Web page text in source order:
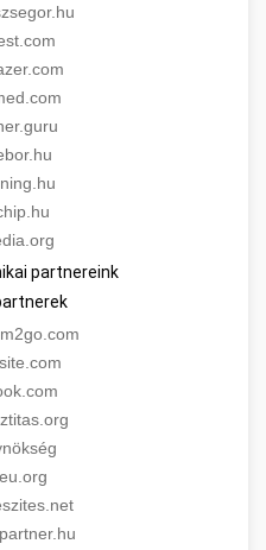
partnereink